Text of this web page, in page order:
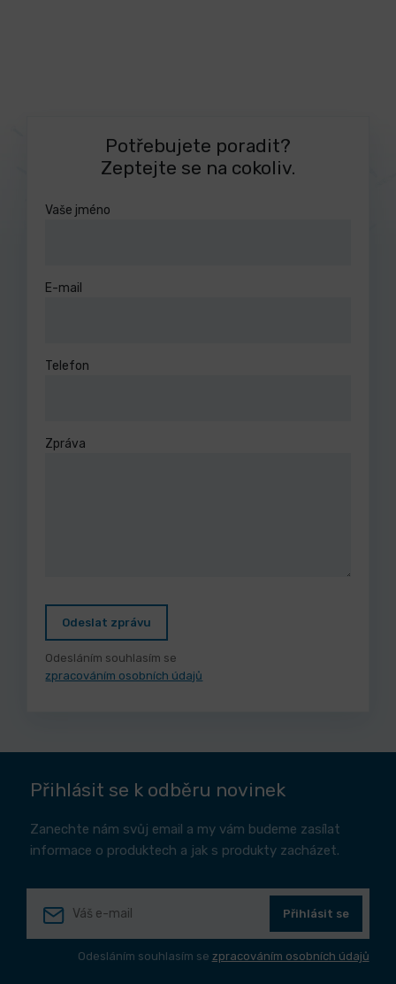
Potřebujete poradit?
Zeptejte se na cokoliv.
Vaše jméno
E-mail
Telefon
Zpráva
Odeslat zprávu
Odesláním souhlasím se
zpracováním osobních údajů
Přihlásit se k odběru novinek
Zanechte nám svůj email a my vám budeme zasílat
informace o produktech a jak s produkty zacházet.
Přihlásit se
Odesláním souhlasím se zpracováním osobních údajů